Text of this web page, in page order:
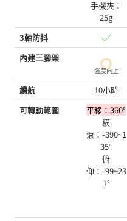
手機夾：
25g
3軸防抖
內建三腳架
強度向上
續航 10小時
可轉動範圍
平移：360°
橫
滾：-390~1
35°
俯
仰：-99~23
1°